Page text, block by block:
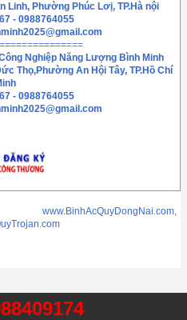
Linh, Phường Phúc Lơị, TP.Hà nội
- 0988764055
Nghiệp Năng Lượng Bình Minh
Thọ,Phường An Hội Tây, TP.Hồ Chí
- 0988764055